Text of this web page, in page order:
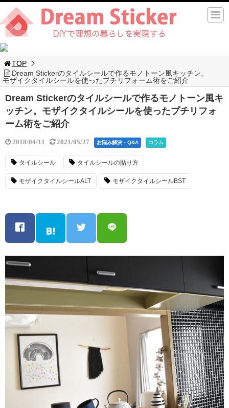
TOP
Dream Stickerのタイルシールで作るモノトーン風キッチン。
モザイクタイルシールを使ったプチリフォーム術をご紹介
Dream Stickerのタイルシールで作るモノトーン風キ
ッチン。モザイクタイルシールを使ったプチリフォ
ーム術をご紹介
2018/04/11 2021/05/27 お悩み解決・Q&A コラム
タイルシール タイルシールの貼り方
モザイクタイルシールALT モザイクタイルシールBST